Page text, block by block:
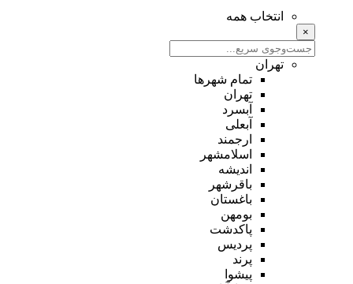
انتخاب همه
×
تهران
تمام شهر‌ها
تهران
آبسرد
آبعلی
ارجمند
اسلامشهر
اندیشه
باقرشهر
باغستان
بومهن
پاکدشت
پردیس
پرند
پیشوا